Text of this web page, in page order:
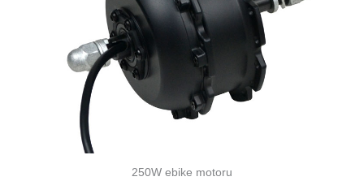
250W ebike motoru